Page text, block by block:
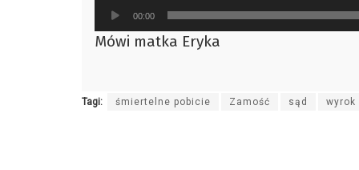
Odtwarzacz
plików
dźwiękowych
00:00
Mówi matka Eryka
Tagi: śmiertelne pobicie Zamość sąd wyrok